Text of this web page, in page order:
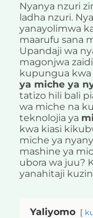
Nyanya nzuri
ladha nzuri.
yanayolimwa
maarufu sana
Upandaji wa
magonjwa
kupungua kwa
ya miche ya
tatizo hili bali
wa miche na
teknolojia ya
kwa kiasi
miche ya
mashine ya
ubora wa juu?
yanahitaji
Yaliyomo